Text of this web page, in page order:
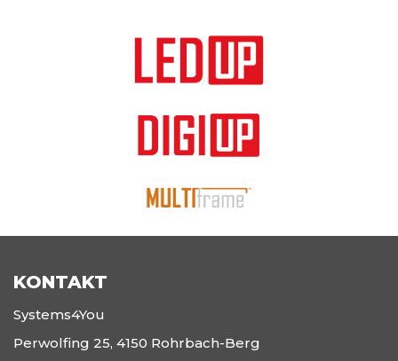
KONTAKT
Systems4You
Perwolfing 25, 4150 Rohrbach-Berg